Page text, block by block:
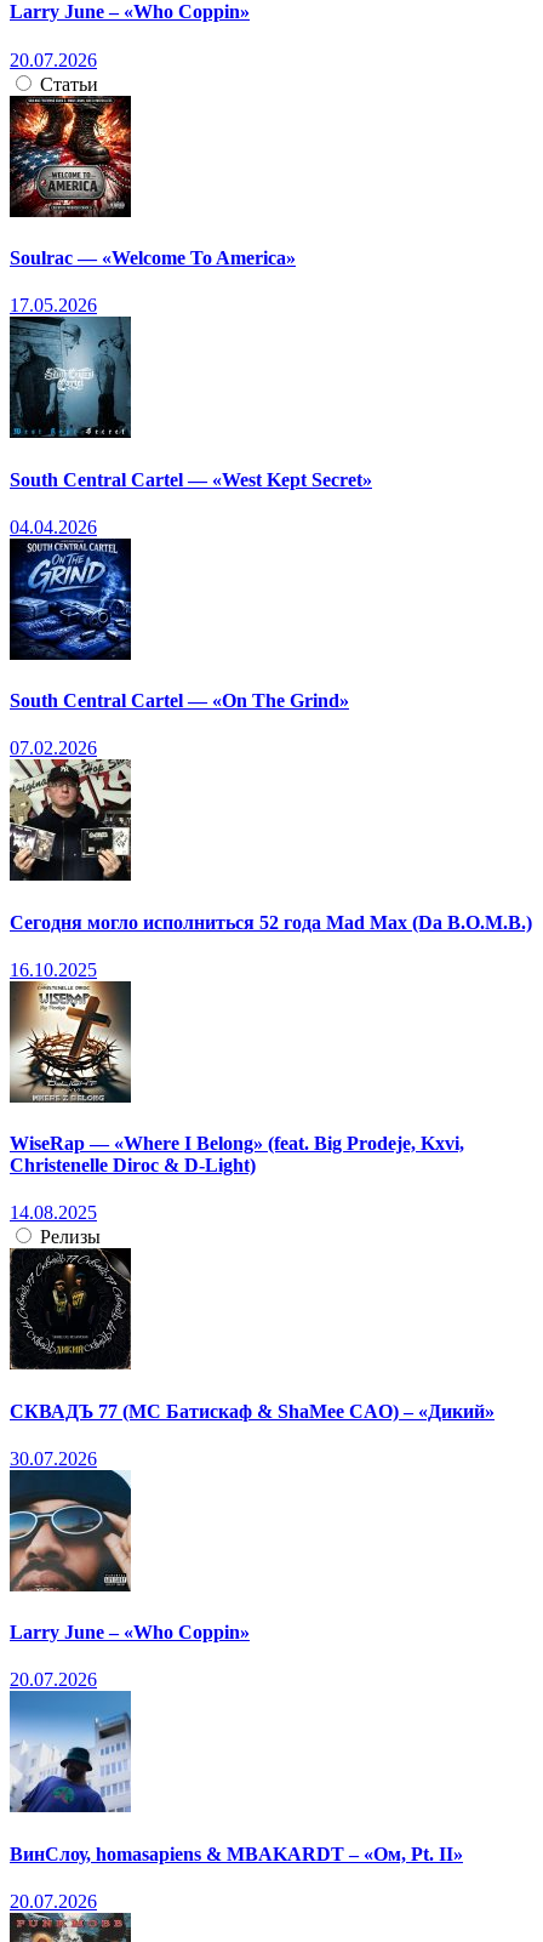
Larry June – «Who Coppin»
20.07.2026
Статьи
Soulrac — «Welcome To America»
17.05.2026
South Central Cartel — «West Kept Secret»
04.04.2026
South Central Cartel — «On The Grind»
07.02.2026
Сегодня могло исполниться 52 года Mad Max (Da B.O.M.B.)
16.10.2025
WiseRap — «Where I Belong» (feat. Big Prodeje, Kxvi,
Christenelle Diroc & D-Light)
14.08.2025
Релизы
СКВАДЪ 77 (МС Батискаф & ShaMee CAO) – «Дикий»
30.07.2026
Larry June – «Who Coppin»
20.07.2026
ВинСлоу, homasapiens & MBAKARDT – «Ом, Pt. II»
20.07.2026